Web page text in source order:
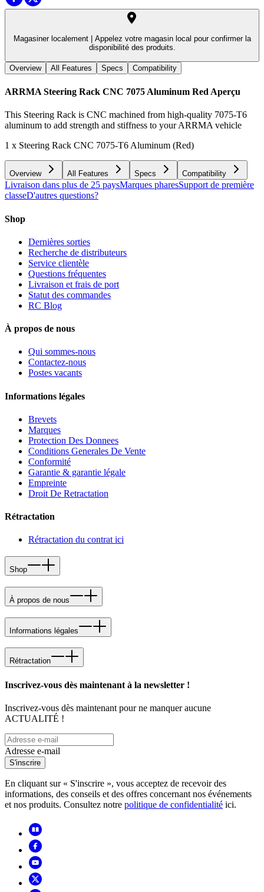
Magasiner localement |
Appelez votre magasin local pour confirmer la
disponibilité des produits.
Overview All Features Specs Compatibility
ARRMA Steering Rack CNC 7075 Aluminum Red Aperçu
This Steering Rack is CNC machined from high-quality 7075-T6
aluminum to add strength and stiffness to your ARRMA vehicle
1 x Steering Rack CNC 7075-T6 Aluminum (Red)
Overview All Features Specs Compatibility
Livraison dans plus de 25 paysMarques pharesSupport de première
classeD'autres questions?
Shop
Dernières sorties
Recherche de distributeurs
Service clientèle
Questions fréquentes
Livraison et frais de port
Statut des commandes
RC Blog
À propos de nous
Qui sommes-nous
Contactez-nous
Postes vacants
Informations légales
Brevets
Marques
Protection Des Donnees
Conditions Generales De Vente
Conformité
Garantie & garantie légale
Empreinte
Droit De Retractation
Rétractation
Rétractation du contrat ici
Shop
À propos de nous
Informations légales
Rétractation
Inscrivez-vous dès maintenant à la newsletter !
Inscrivez-vous dès maintenant pour ne manquer aucune
ACTUALITÉ !
Adresse e-mail
S'inscrire
En cliquant sur « S'inscrire », vous acceptez de recevoir des
informations, des conseils et des offres concernant nos événements
et nos produits. Consultez notre politique de confidentialité ici.